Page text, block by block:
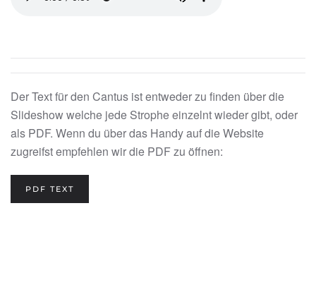
Der Text für den Cantus ist entweder zu finden über die
Slideshow welche jede Strophe einzelnt wieder gibt, oder
als PDF. Wenn du über das Handy auf die Website
zugreifst empfehlen wir die PDF zu öffnen:
PDF TEXT